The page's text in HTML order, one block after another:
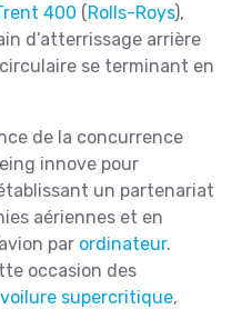
400 (Rolls-Roys),
d’atterrissage arrière
se terminant en
de la concurrence
innove pour
un partenariat
aériennes et en
par ordinateur.
occasion des
voilure supercritique,